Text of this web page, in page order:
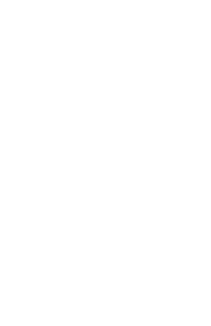
een volle,